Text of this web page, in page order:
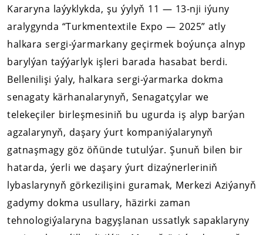
Kararyna laýyklykda, şu ýylyň 11 — 13-nji iýuny
aralygynda “Turkmentextile Expo — 2025” atly
halkara sergi-ýarmarkany geçirmek boýunça alnyp
barylýan taýýarlyk işleri barada hasabat berdi.
Bellenilişi ýaly, halkara sergi-ýarmarka dokma
senagaty kärhanalarynyň, Senagatçylar we
telekeçiler birleşmesiniň bu ugurda iş alyp barýan
agzalarynyň, daşary ýurt kompaniýalarynyň
gatnaşmagy göz öňünde tutulýar. Şunuň bilen bir
hatarda, ýerli we daşary ýurt dizaýnerleriniň
lybaslarynyň görkezilişini guramak, Merkezi Aziýanyň
gadymy dokma usullary, häzirki zaman
tehnologiýalaryna bagyşlanan ussatlyk sapaklaryny